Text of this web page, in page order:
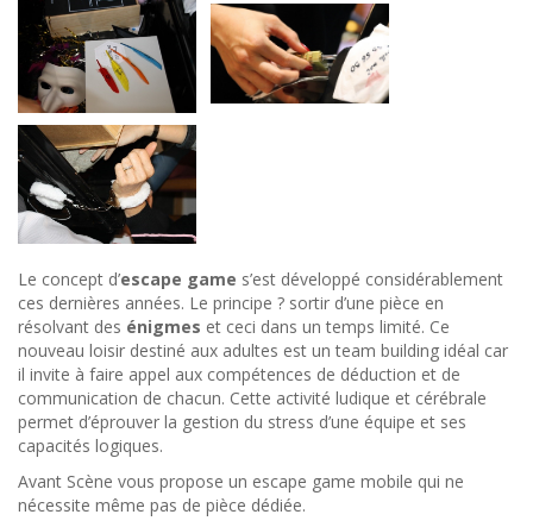
Le concept d’escape game s’est développé considérablement
ces dernières années. Le principe ? sortir d’une pièce en
résolvant des énigmes et ceci dans un temps limité. Ce
nouveau loisir destiné aux adultes est un team building idéal car
il invite à faire appel aux compétences de déduction et de
communication de chacun. Cette activité ludique et cérébrale
permet d’éprouver la gestion du stress d’une équipe et ses
capacités logiques.
Avant Scène vous propose un escape game mobile qui ne
nécessite même pas de pièce dédiée.